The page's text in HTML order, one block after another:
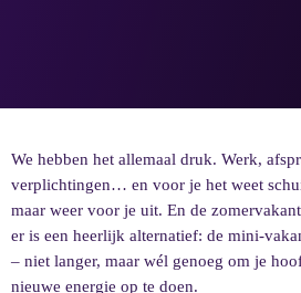
We hebben het allemaal druk. Werk,
verplichtingen… en voor je het weet
maar weer voor je uit. En de
er is een heerlijk alternatief: de mini-
– niet langer, maar wél genoeg om je
nieuwe energie op te doen.